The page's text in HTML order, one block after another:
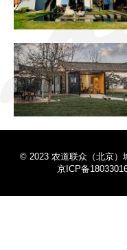
联系我们
© 2023 农道联众（北京
京ICP备